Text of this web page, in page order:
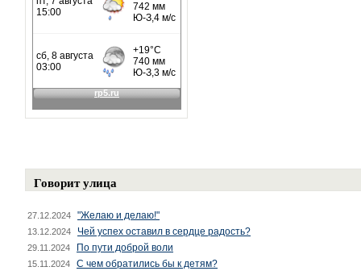
Говорит улица
27.12.2024 "Желаю и делаю!"
13.12.2024 Чей успех оставил в сердце радость?
29.11.2024 По пути доброй воли
15.11.2024 С чем обратились бы к детям?